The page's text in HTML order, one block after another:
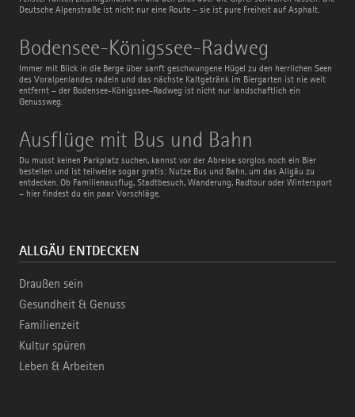
Deutsche Alpenstraße ist nicht nur eine Route – sie ist pure Freiheit auf Asphalt.
Bodensee-Königssee-Radweg
Immer mit Blick in die Berge über sanft geschwungene Hügel zu den herrlichen Seen
des Voralpenlandes radeln und das nächste Kaltgetränk im Biergarten ist nie weit
entfernt – der Bodensee-Königssee-Radweg ist nicht nur landschaftlich ein
Genussweg.
Bodensee-
Königssee-
Radweg
Ausflüge mit Bus und Bahn
Du musst keinen Parkplatz suchen, kannst vor der Abreise sorglos noch ein Bier
bestellen und ist teilweise sogar gratis: Nutze Bus und Bahn, um das Allgäu zu
entdecken. Ob Familienausflug, Stadtbesuch, Wanderung, Radtour oder Wintersport
– hier findest du ein paar Vorschläge.
Ausflüge
mit
Bus
und
Bahn
ALLGÄU ENTDECKEN
Draußen sein
Gesundheit & Genuss
Familienzeit
Kultur spüren
Leben & Arbeiten